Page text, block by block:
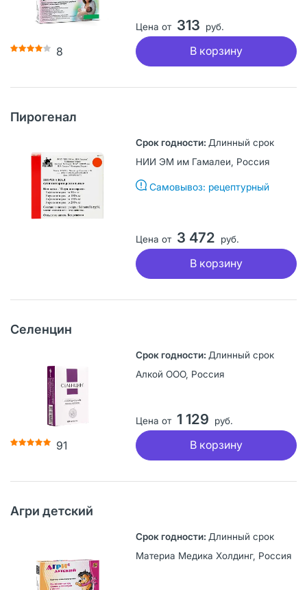
8
Цена от 313 руб.
В корзину
Пирогенал
Длинный срок
НИИ ЭМ им Гамалеи, Россия
Самовывоз: рецептурный
Цена от 3 472 руб.
В корзину
Селенцин
91
Длинный срок
Алкой ООО, Россия
Цена от 1 129 руб.
В корзину
Агри детский
Длинный срок
Материа Медика Холдинг, Россия